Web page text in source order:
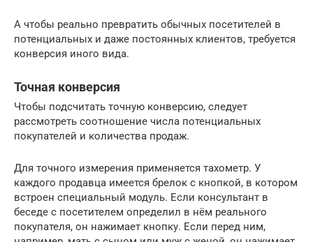
А чтобы реально превратить обычных посетителей в
потенциальных и даже постоянных клиентов, требуется
конверсия иного вида.
Точная конверсия
Чтобы подсчитать точную конверсию, следует
рассмотреть соотношение числа потенциальных
покупателей и количества продаж.
Для точного измерения применяется тахометр. У
каждого продавца имеется брелок с кнопкой, в котором
встроен специальный модуль. Если консультант в
беседе с посетителем определил в нём реального
покупателя, он нажимает кнопку. Если перед ним,